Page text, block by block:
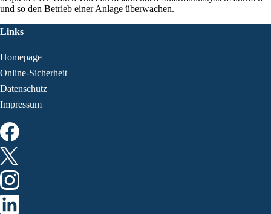
und so den Betrieb einer Anlage überwachen.
Links
Homepage
Online-Sicherheit
Datenschutz
Impressum